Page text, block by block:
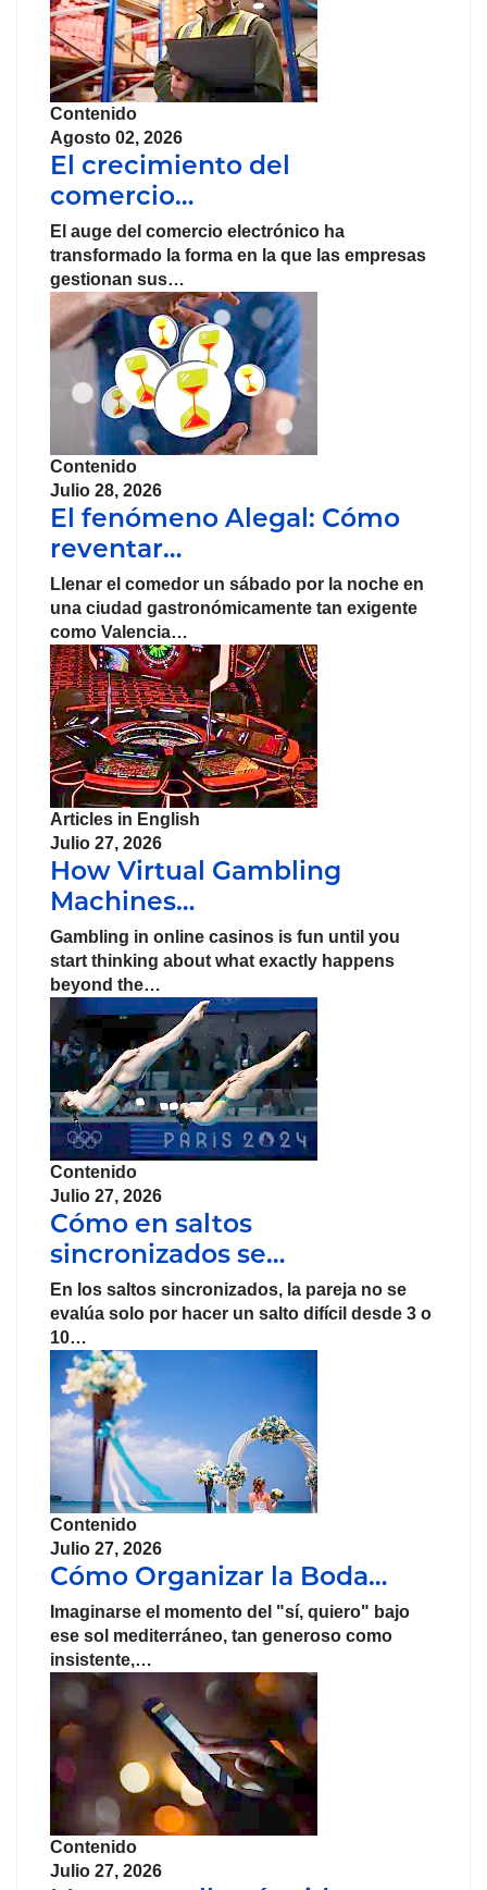
Contenido
Agosto 02, 2026
El crecimiento del
comercio…
El auge del comercio electrónico ha
transformado la forma en la que las empresas
gestionan sus…
Contenido
Julio 28, 2026
El fenómeno Alegal: Cómo
reventar…
Llenar el comedor un sábado por la noche en
una ciudad gastronómicamente tan exigente
como Valencia…
Articles in English
Julio 27, 2026
How Virtual Gambling
Machines…
Gambling in online casinos is fun until you
start thinking about what exactly happens
beyond the…
Contenido
Julio 27, 2026
Cómo en saltos
sincronizados se…
En los saltos sincronizados, la pareja no se
evalúa solo por hacer un salto difícil desde 3 o
10…
Contenido
Julio 27, 2026
Cómo Organizar la Boda…
Imaginarse el momento del "sí, quiero" bajo
ese sol mediterráneo, tan generoso como
insistente,…
Contenido
Julio 27, 2026